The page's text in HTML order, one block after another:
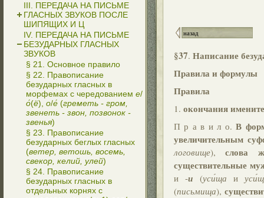
III. ПЕРЕДАЧА НА ПИСЬМЕ
ГЛАСНЫХ ЗВУКОВ ПОСЛЕ
ШИПЯЩИХ И Ц
IV. ПЕРЕДАЧА НА ПИСЬМЕ
БЕЗУДАРНЫХ ГЛАСНЫХ
ЗВУКОВ
§ 21. Основное правило
§ 22. Правописание
безударных гласных в
морфемах с чередованием е/
о́(ё), о/е́ (греметь - гром,
звенеть - звон, позвонок -
звенья)
§ 23. Правописание
безударных беглых гласных
(ветер, ветошь, восемь,
свекор, келий, улей)
§ 24. Правописание
безударных гласных в
отдельных корнях с
назад
§37. Написание
Правила и формулы
Правила
1. окончания
П р а в и л о.В
увеличительным
логовище),слова
существительные
и -и (уси́ща и
(письмища),